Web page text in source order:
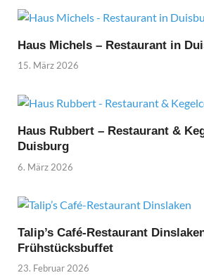
Haus Michels – Restaurant in
15. März 2026
Haus Rubbert – Restaurant &
Duisburg
6. März 2026
Talip’s Café-Restaurant
Frühstücksbuffet
23. Februar 2026